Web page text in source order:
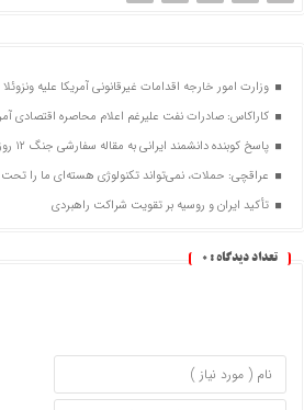
وزارت امور خارجه اقدامات غیرقانونی آمریکا علیه
کاراکاس: صادرات نفت علیرغم اعلام محاصره اقتصادی
پاسخ کوبنده دانشمند ایرانی به مقاله سفارشی جنگ ۱۲ روزه نیچر
عراقچی: حملات، نمی‌تواند تکنولوژی هسته‌ای ما را تحت
تأکید ایران و روسیه بر تقویت شراکت راهبردی
تعداد دیدگاه : 0